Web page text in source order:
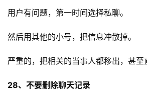
用户有问题，第一时间选择私聊。
然后用其他的小号，把信息冲散掉。
严重的，把相关的当事人都移出，甚至
28、不要删除聊天记录